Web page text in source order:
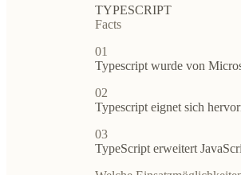
TYPESCRIPT
Facts
01
Typescript wurde von
02
Typescript eignet sich
03
TypeScript erweitert